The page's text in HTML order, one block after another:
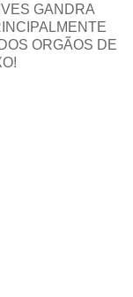
GANDRA
ORGÃOS DE